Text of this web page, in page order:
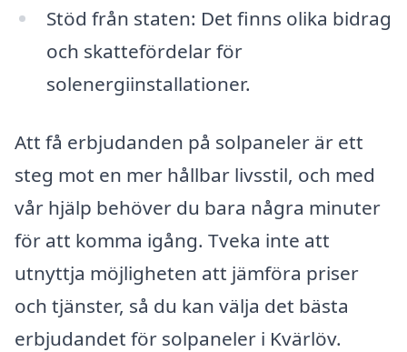
Stöd från staten: Det finns olika bidrag
och skattefördelar för
solenergiinstallationer.
Att få erbjudanden på solpaneler är ett
steg mot en mer hållbar livsstil, och med
vår hjälp behöver du bara några minuter
för att komma igång. Tveka inte att
utnyttja möjligheten att jämföra priser
och tjänster, så du kan välja det bästa
erbjudandet för solpaneler i Kvärlöv.